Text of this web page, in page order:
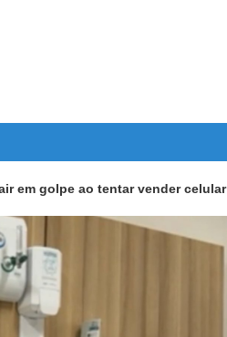
em golpe ao tentar vender celular